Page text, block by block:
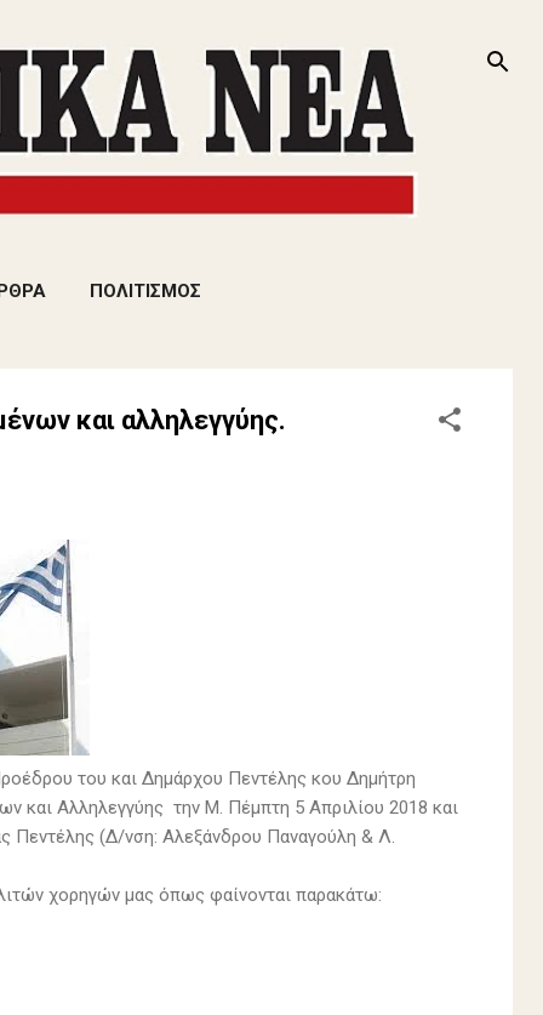
ΠΟΛΙΤΙΣΜΟΣ
και αλληλεγγύης.
του και Δημάρχου Πεντέλης κου Δημήτρη
και Αλληλεγγύης την Μ. Πέμπτη 5 Απριλίου 2018 και
Πεντέλης (Δ/νση: Αλεξάνδρου Παναγούλη & Λ.
χορηγών μας όπως φαίνονται παρακάτω: